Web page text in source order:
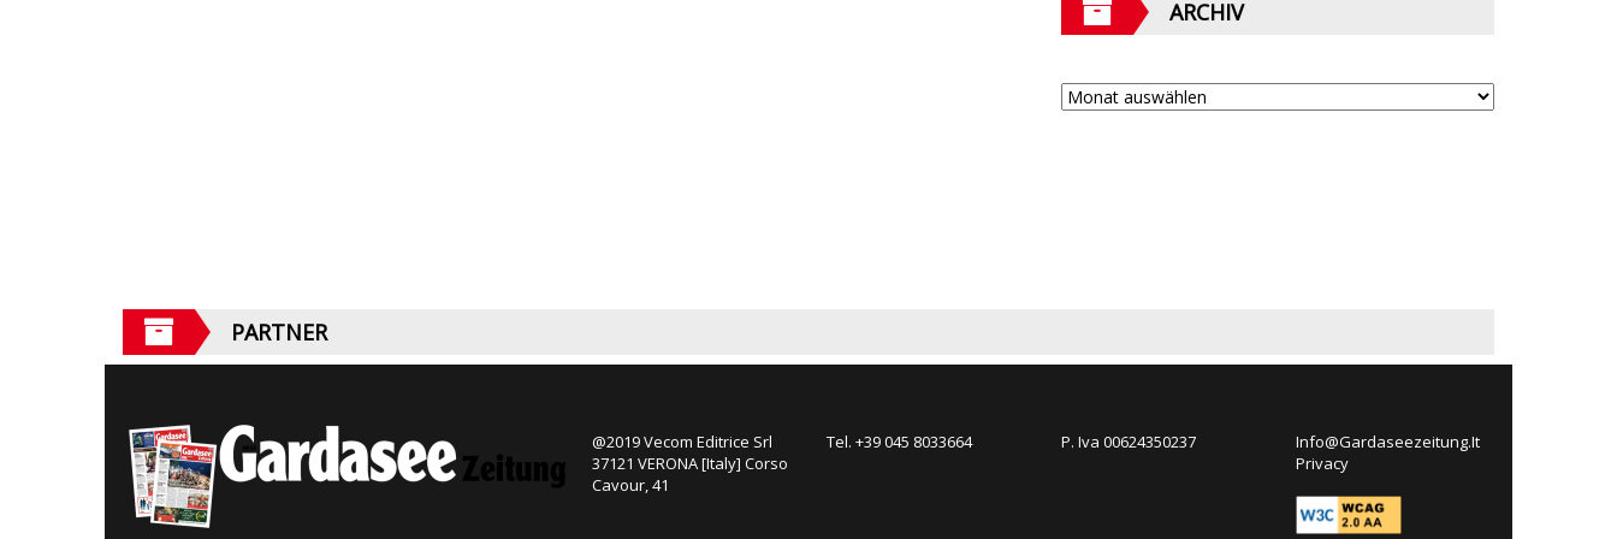
ARCHIV
PARTNER
@2019 Vecom Editrice Srl
37121 VERONA [Italy] Corso
Cavour, 41
Tel. +39 045 8033664 P. Iva 00624350237
Info@Gardaseezeitung.It
Privacy